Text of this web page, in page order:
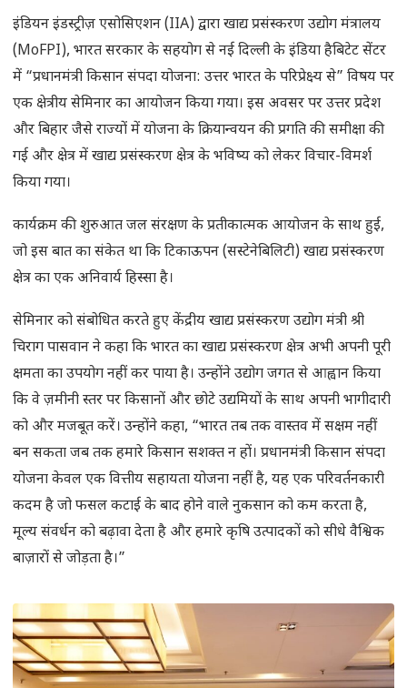
इंडियन इंडस्ट्रीज़ एसोसिएशन (IIA) द्वारा खाद्य प्रसंस्करण उद्योग मंत्रालय
(MoFPI), भारत सरकार के सहयोग से नई दिल्ली के इंडिया हैबिटेट सेंटर
में “प्रधानमंत्री किसान संपदा योजना: उत्तर भारत के परिप्रेक्ष्य से” विषय पर
एक क्षेत्रीय सेमिनार का आयोजन किया गया। इस अवसर पर उत्तर प्रदेश
और बिहार जैसे राज्यों में योजना के क्रियान्वयन की प्रगति की समीक्षा की
गई और क्षेत्र में खाद्य प्रसंस्करण क्षेत्र के भविष्य को लेकर विचार-विमर्श
किया गया।
कार्यक्रम की शुरुआत जल संरक्षण के प्रतीकात्मक आयोजन के साथ हुई,
जो इस बात का संकेत था कि टिकाऊपन (सस्टेनेबिलिटी) खाद्य प्रसंस्करण
क्षेत्र का एक अनिवार्य हिस्सा है।
सेमिनार को संबोधित करते हुए केंद्रीय खाद्य प्रसंस्करण उद्योग मंत्री श्री
चिराग पासवान ने कहा कि भारत का खाद्य प्रसंस्करण क्षेत्र अभी अपनी पूरी
क्षमता का उपयोग नहीं कर पाया है। उन्होंने उद्योग जगत से आह्वान किया
कि वे ज़मीनी स्तर पर किसानों और छोटे उद्यमियों के साथ अपनी भागीदारी
को और मजबूत करें। उन्होंने कहा, “भारत तब तक वास्तव में सक्षम नहीं
बन सकता जब तक हमारे किसान सशक्त न हों। प्रधानमंत्री किसान संपदा
योजना केवल एक वित्तीय सहायता योजना नहीं है, यह एक परिवर्तनकारी
कदम है जो फसल कटाई के बाद होने वाले नुकसान को कम करता है,
मूल्य संवर्धन को बढ़ावा देता है और हमारे कृषि उत्पादकों को सीधे वैश्विक
बाज़ारों से जोड़ता है।”